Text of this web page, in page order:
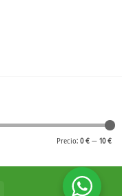
Precio: 0 € — 10 €